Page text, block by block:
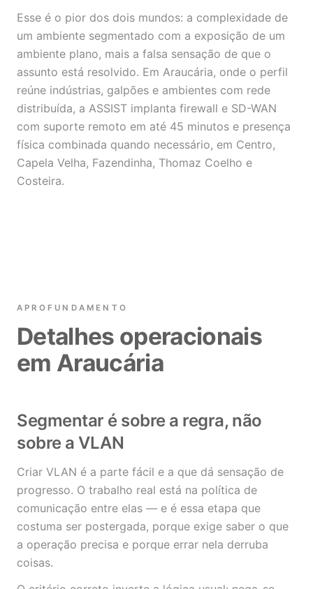
Esse é o pior dos dois mundos: a complexidade de
um ambiente segmentado com a exposição de um
ambiente plano, mais a falsa sensação de que o
assunto está resolvido. Em Araucária, onde o perfil
reúne indústrias, galpões e ambientes com rede
distribuída, a ASSIST implanta firewall e SD-WAN
com suporte remoto em até 45 minutos e presença
física combinada quando necessário, em Centro,
Capela Velha, Fazendinha, Thomaz Coelho e
Costeira.
APROFUNDAMENTO
Detalhes operacionais
em Araucária
Segmentar é sobre a regra, não
sobre a VLAN
Criar VLAN é a parte fácil e a que dá sensação de
progresso. O trabalho real está na política de
comunicação entre elas — e é essa etapa que
costuma ser postergada, porque exige saber o que
a operação precisa e porque errar nela derruba
coisas.